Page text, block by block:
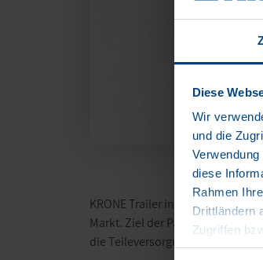
Diese
Wir
und die
diese
Rahmen
Drittländern
Zugriffen
KRONE Trailer intensiviert die
Markt. Ziel der Partnerschaft ist
die Teileversorgung für Kunden